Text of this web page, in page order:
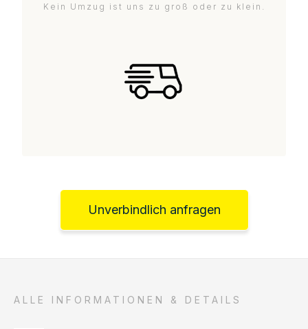
Kein Umzug ist uns zu groß oder zu klein.
Unverbindlich anfragen
ALLE INFORMATIONEN & DETAILS